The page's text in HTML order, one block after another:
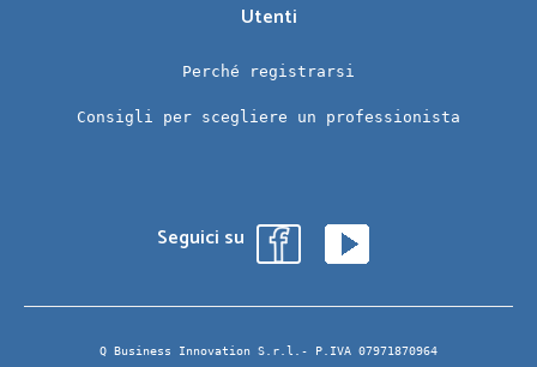
Utenti
Perché registrarsi
Consigli per scegliere un professionista
Seguici su
Q Business Innovation S.r.l.- P.IVA 07971870964